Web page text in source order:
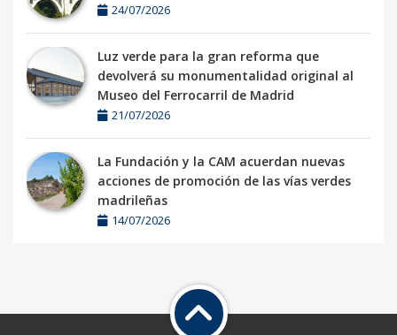
24/07/2026
Luz verde para la gran reforma que
devolverá su monumentalidad original al
Museo del Ferrocarril de Madrid
21/07/2026
La Fundación y la CAM acuerdan nuevas
acciones de promoción de las vías verdes
madrileñas
14/07/2026